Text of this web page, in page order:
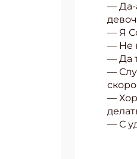
— Да-
— Я
— Не
— Да
—
—
— С